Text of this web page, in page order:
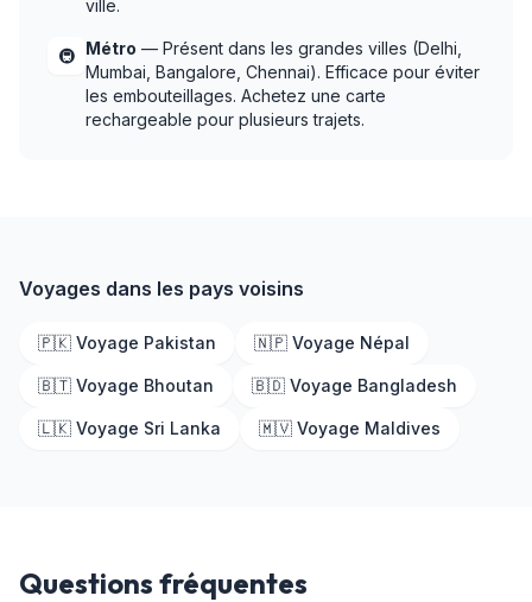
ville.
🚇 Métro — Présent dans les grandes villes (Delhi,
Mumbai, Bangalore, Chennai). Efficace pour éviter
les embouteillages. Achetez une carte
rechargeable pour plusieurs trajets.
Voyages dans les pays voisins
🇵🇰 Voyage Pakistan 🇳🇵 Voyage Népal
🇧🇹 Voyage Bhoutan 🇧🇩 Voyage Bangladesh
🇱🇰 Voyage Sri Lanka 🇲🇻 Voyage Maldives
Questions fréquentes